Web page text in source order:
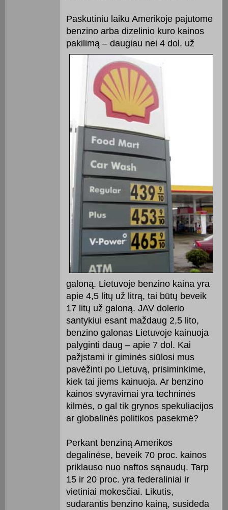
Paskutiniu laiku Amerikoje pajutome
benzino arba dizelinio kuro kainos
pakilimą – daugiau nei 4 dol. už
galoną. Lietuvoje benzino kaina yra
apie 4,5 litų už litrą, tai būtų beveik
17 litų už galoną. JAV dolerio
santykiui esant maždaug 2,5 lito,
benzino galonas Lietuvoje kainuoja
palyginti daug – apie 7 dol. Kai
pažįstami ir giminės siūlosi mus
pavėžinti po Lietuvą, prisiminkime,
kiek tai jiems kainuoja. Ar benzino
kainos svyravimai yra techninės
kilmės, o gal tik grynos spekuliacijos
ar globalinės politikos pasekmė?
Perkant benziną Amerikos
degalinėse, beveik 70 proc. kainos
priklauso nuo naftos sąnaudų. Tarp
15 ir 20 proc. yra federaliniai ir
vietiniai mokesčiai. Likutis,
sudarantis benzino kainą, susideda